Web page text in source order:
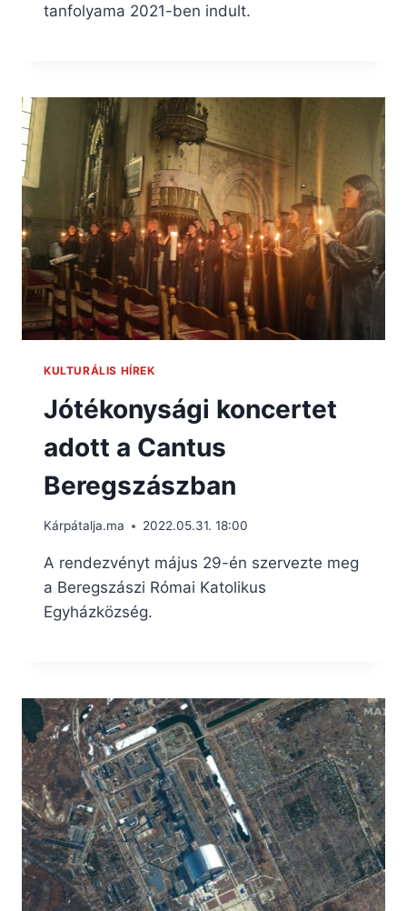
tanfolyama 2021-ben indult.
KULTURÁLIS HÍREK
Jótékonysági koncertet
adott a Cantus
Beregszászban
Kárpátalja.ma 2022.05.31. 18:00
A rendezvényt május 29-én szervezte meg
a Beregszászi Római Katolikus
Egyházközség.